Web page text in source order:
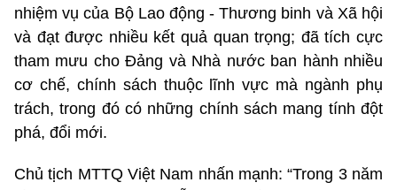
nhiệm vụ của Bộ Lao động - Thương binh và Xã hội
và đạt được nhiều kết quả quan trọng; đã tích cực
tham mưu cho Đảng và Nhà nước ban hành nhiều
cơ chế, chính sách thuộc lĩnh vực mà ngành phụ
trách, trong đó có những chính sách mang tính đột
phá, đổi mới.
Chủ tịch MTTQ Việt Nam nhấn mạnh: “Trong 3 năm